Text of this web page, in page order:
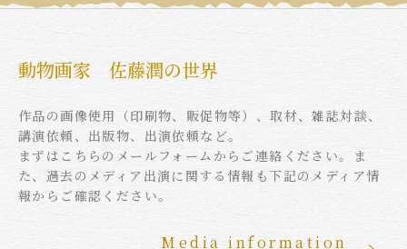
動物画家 佐藤潤の世界
作品の画像使用（印刷物、販促物等）、取材、雑誌対談、
講演依頼、出版物、出演依頼など。
まずはこちらのメールフォームからご連絡ください。ま
た、過去のメディア出演に関する情報も下記のメディア情
報からご確認ください。
Media information